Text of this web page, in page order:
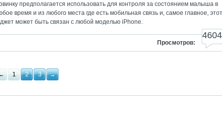
предполагается использовать для контроля за состоянием малыша в
время и из любого места где есть мобильная связь и, самое главное, этот
может быть связан с любой моделью iPhone.
4604
Просмотров:
1 2 3 →